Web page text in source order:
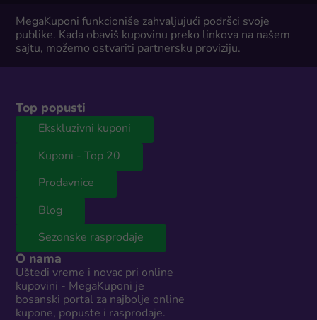
MegaKuponi funkcioniše zahvaljujući podršci svoje
publike. Kada obaviš kupovinu preko linkova na našem
sajtu, možemo ostvariti partnersku proviziju.
Top popusti
Ekskluzivni kuponi
Kuponi - Top 20
Prodavnice
Blog
Sezonske rasprodaje
O nama
Uštedi vreme i novac pri online
kupovini - MegaKuponi je
bosanski portal za najbolje online
kupone, popuste i rasprodaje.